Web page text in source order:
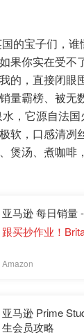
的宝子们，
果你实在受不
的，直接闭眼
量霸榜、被无
，它源自法
软，口感清冽
煲汤、煮咖啡
亚马逊 每日销量
跟买抄作业！
Amazon
亚马逊 Prime
生会员攻略